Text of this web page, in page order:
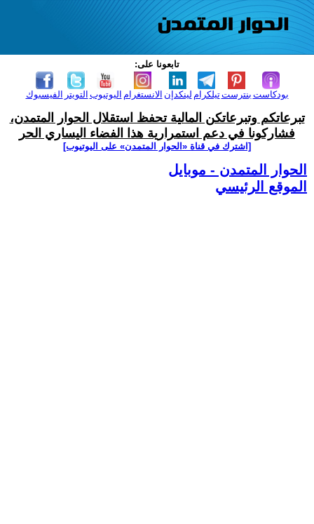
تابعونا على:
الفيسبوك التويتر اليوتيوب الانستغرام لينكدإن تيلكرامبنترست بودكاست
تبرعاتكم وتبرعاتكن المالية تحفظ استقلال الحوار المتمدن،
فشاركونا في دعم استمرارية هذا الفضاء اليساري الحر
[اشترك في قناة ‫«الحوار المتمدن» على اليوتيوب]
الحوار المتمدن - موبايل
الموقع الرئيسي